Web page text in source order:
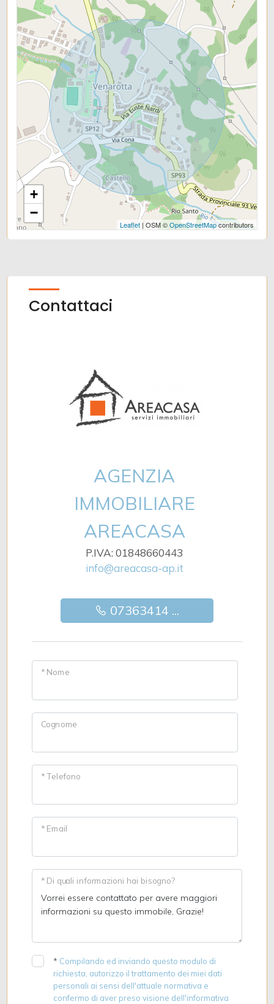
+
−
Leaflet| OSM ©OpenStreetMapcontributors
Contattaci
AGENZIA
IMMOBILIARE
AREACASA
P.IVA: 01848660443
info@areacasa-ap.it
07363414 ...
* Nome
Cognome
* Telefono
* Email
* Di quali informazioni hai bisogno?
* Compilando ed inviando questo modulo di
richiesta, autorizzo il trattamento dei miei dati
personali ai sensi dell'attuale normativa e
confermo di aver preso visione dell'informativa
Giardino
Posto auto/Box
Balcone/Terrazzo
Ascensore
Arredato
Nuova costruzione